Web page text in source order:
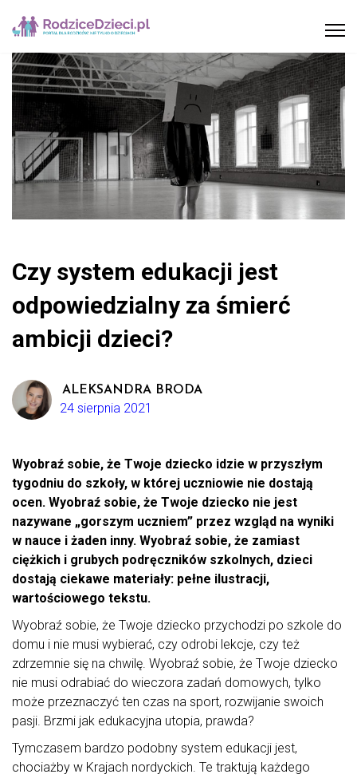
Czy system edukacji jest
odpowiedzialny za śmierć
ambicji dzieci?
ALEKSANDRA BRODA
24 sierpnia 2021
Wyobraź sobie, że Twoje dziecko idzie w przyszłym
tygodniu do szkoły, w której uczniowie nie dostają
ocen. Wyobraź sobie, że Twoje dziecko nie jest
nazywane „gorszym uczniem” przez wzgląd na wyniki
w nauce i żaden inny. Wyobraź sobie, że zamiast
ciężkich i grubych podręczników szkolnych, dzieci
dostają ciekawe materiały: pełne ilustracji,
wartościowego tekstu.
Wyobraź sobie, że Twoje dziecko przychodzi po szkole do
domu i nie musi wybierać, czy odrobi lekcje, czy też
zdrzemnie się na chwilę. Wyobraź sobie, że Twoje dziecko
nie musi odrabiać do wieczora zadań domowych, tylko
może przeznaczyć ten czas na sport, rozwijanie swoich
pasji. Brzmi jak edukacyjna utopia, prawda?
Tymczasem bardzo podobny system edukacji jest,
chociażby w Krajach nordyckich. Te traktują każdego